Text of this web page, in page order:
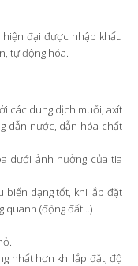
đại được nhập khẩu
tự động hóa.
các dung dịch muối, axít
dẫn nước, dẫn hóa chất
dưới ảnh hưởng của tia
biến dạng tốt, khi lắp đặt
quanh (động đất...)
nhất hơn khi lắp đặt, độ